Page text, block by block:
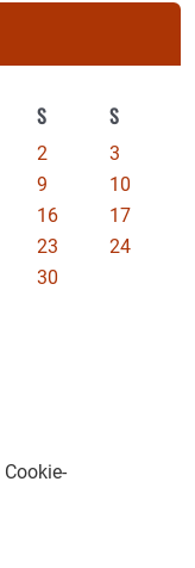
S S
2
3
9
10
16
17
23
24
30
Cookie-